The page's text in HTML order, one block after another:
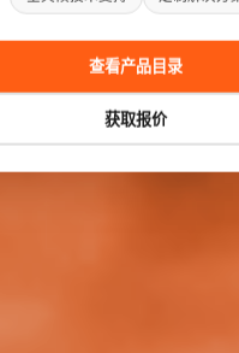
查看产品目录
获取报价